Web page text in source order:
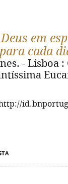
em
cada
- Lisboa